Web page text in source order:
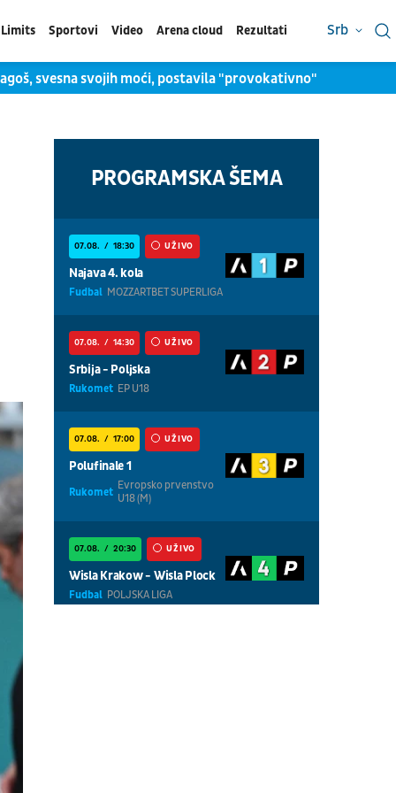
Limits Sportovi Video Arena cloud Rezultati Srb
svesna svojih moći, postavila "provokativno" pitanje: Da
PROGRAMSKA ŠEMA
07.08. 18:30 UŽIVO
Najava 4. kola
Fudbal MOZZARTBET SUPERLIGA
07.08. 14:30 UŽIVO
Srbija - Poljska
Rukomet EP U18
07.08. 17:00 UŽIVO
Polufinale 1
Rukomet Evropsko prvenstvo
U18 (M)
07.08. 20:30 UŽIVO
Wisla Krakow - Wisla Plock
Fudbal POLJSKA LIGA